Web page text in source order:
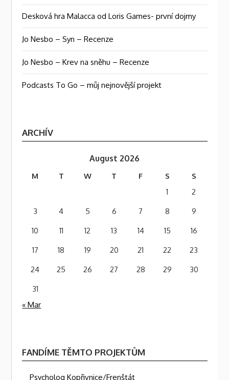
Desková hra Malacca od Loris Games- první dojmy
Jo Nesbo – Syn – Recenze
Jo Nesbo – Krev na sněhu – Recenze
Podcasts To Go – můj nejnovější projekt
ARCHÍV
August 2026
M T W T F S
S
1
2
3
4 5 6 7 8
9
10
11 12 13 14 15
16
17
18 19 20 21 22
23
24
25 26 27 28 29
30
31
« Mar
FANDÍME TĚMTO PROJEKTŮM
Psycholog Kopřivnice/Frenštát